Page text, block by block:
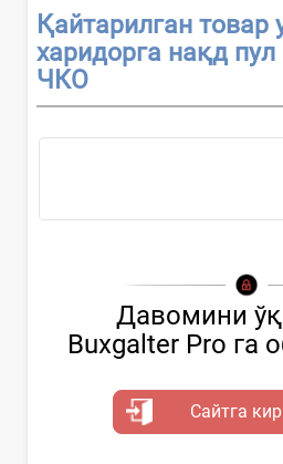
Қайтарилган товар
харидорга нақд
ЧКО
Давомини
Buxgalter Pro га
Сайтга